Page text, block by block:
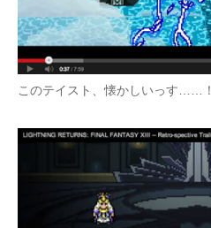
このテイスト、懐かしいっす……！